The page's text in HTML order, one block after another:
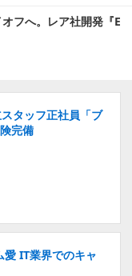
フへ。レア社開発『E
タッフ正社員「ブ
完備
IT業界でのキャ